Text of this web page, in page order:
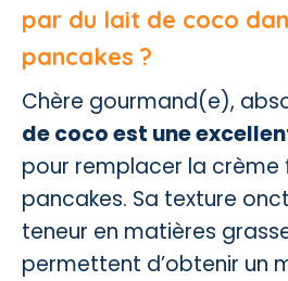
par du lait de coco
pancakes ?
Chère gourmand(e),
de coco est une
pour remplacer la crème
pancakes. Sa texture
teneur en matières
permettent d’obtenir un